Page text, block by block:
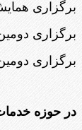
برگزاری
برگزاری
برگزاری
در حوزه